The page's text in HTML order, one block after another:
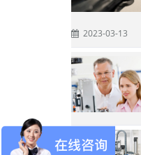
2023-03-13